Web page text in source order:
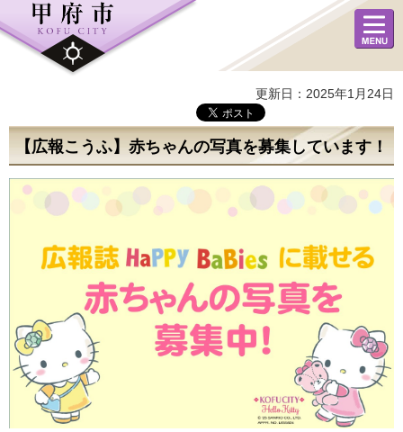
メニュ
ー
更新日：2025年1月24日
【広報こうふ】赤ちゃんの写真を募集しています！